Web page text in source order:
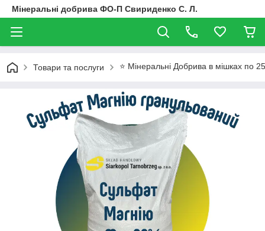
Мінеральні добрива ФО-П Свириденко С. Л.
Товари та послуги ⭐ Мінеральні Добрива в мішках по